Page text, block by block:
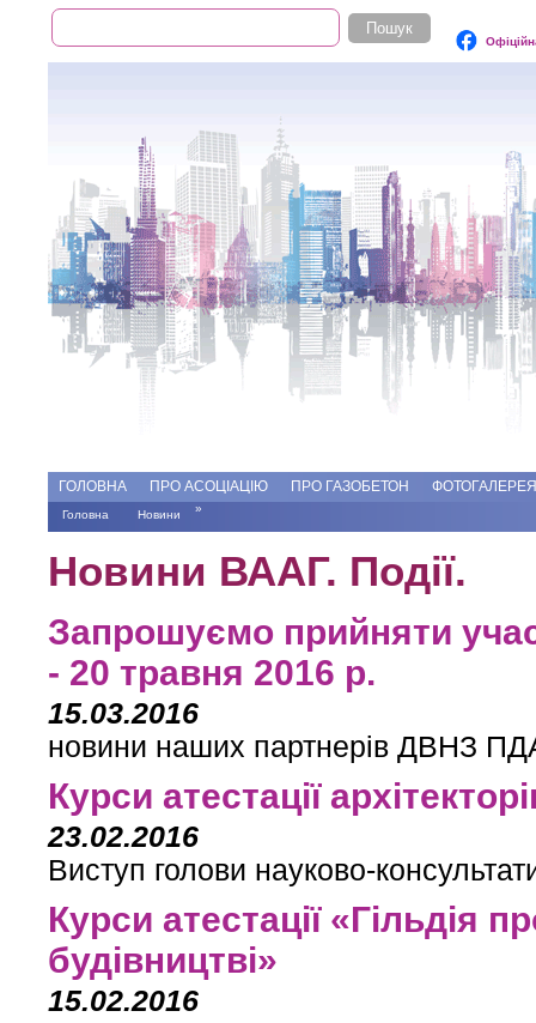
Пошукова форма
Пошук
ГОЛОВНА ПРО АСОЦІАЦІЮ ПРО ГАЗОБЕТОН ФОТОГАЛЕРЕЯ
Ви є тут
Головна »
Новини
Новини ВААГ. Події.
Запрошуємо прийняти
- 20 травня 2016 р.
15.03.2016
новини наших партнерів ДВНЗ
Курси атестації
23.02.2016
Виступ голови науково-
Курси атестації «Гільдія
будівництві»
15.02.2016